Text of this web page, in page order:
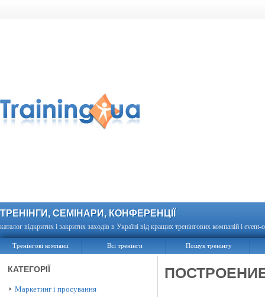
ТРЕНІНГИ, СЕМІНАРИ, КОНФЕРЕНЦІЇ
каталог відкритих і закритих заходів в Україні від кращих тренінгових компаній і event-
Тренінгові компанії Всі тренінги Пошук тренінгу
КАТЕГОРІЇ
Маркетинг і просування